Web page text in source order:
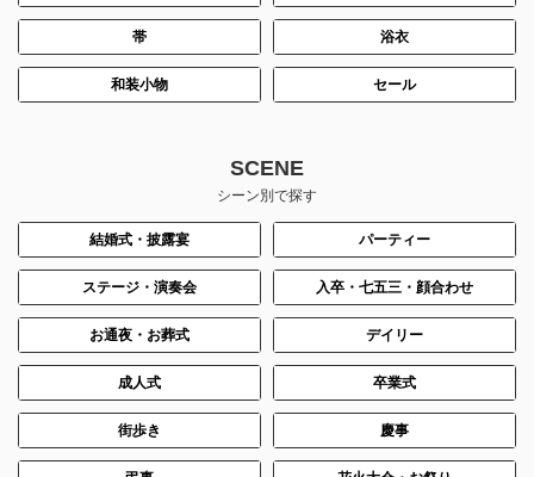
帯 浴衣
和装小物 セール
SCENE
シーン別で探す
結婚式・披露宴 パーティー
ステージ・演奏会 入卒・七五三・顔合わせ
お通夜・お葬式 デイリー
成人式 卒業式
街歩き 慶事